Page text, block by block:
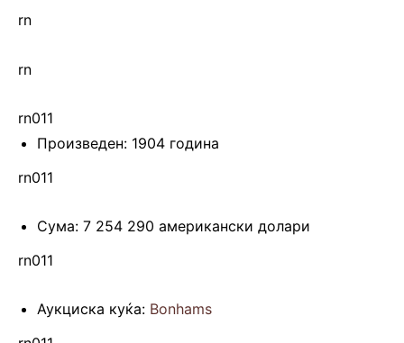
rn
rn
rn011
Произведен: 1904 година
rn011
Сума: 7 254 290 американски долари
rn011
Аукциска куќа: Bonhams